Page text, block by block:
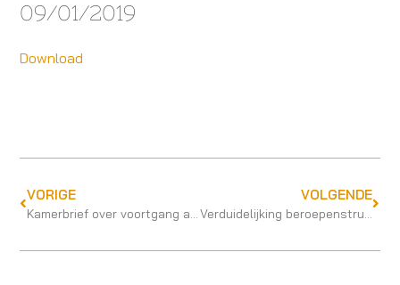
09/01/2019
Download
VORIGE
Kamerbrief over voortgang actieprogramma zorg voor de jeugd
VOLGENDE
Verduidelijking beroepenstructuur nodig